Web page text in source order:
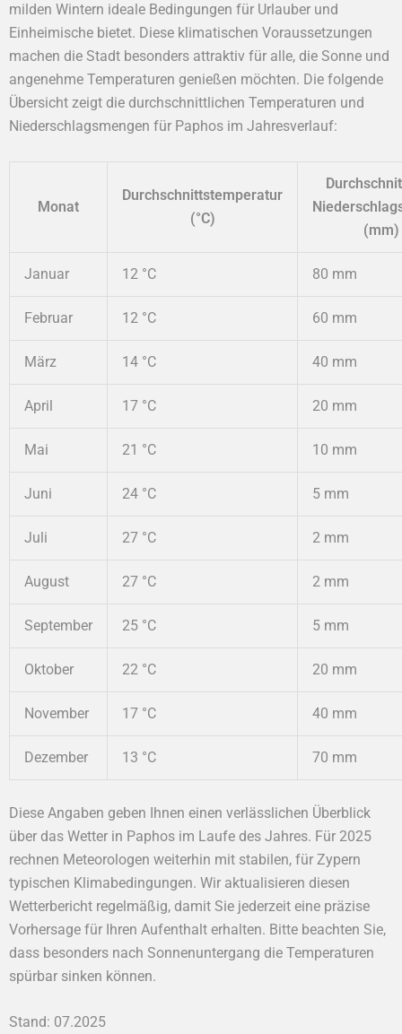
milden Wintern ideale Bedingungen für Urlauber und
Einheimische bietet. Diese klimatischen Voraussetzungen
machen die Stadt besonders attraktiv für alle, die Sonne und
angenehme Temperaturen genießen möchten. Die folgende
Übersicht zeigt die durchschnittlichen Temperaturen und
Niederschlagsmengen für Paphos im Jahresverlauf:
Monat
Durchschnittstemperatur
(°C)
(mm)
Januar 12 °C 80 mm
Februar 12 °C 60 mm
März 14 °C 40 mm
April 17 °C 20 mm
Mai 21 °C 10 mm
Juni 24 °C 5 mm
Juli 27 °C 2 mm
August 27 °C 2 mm
September 25 °C 5 mm
Oktober 22 °C 20 mm
November 17 °C 40 mm
Dezember 13 °C 70 mm
Diese Angaben geben Ihnen einen verlässlichen Überblick
über das Wetter in Paphos im Laufe des Jahres. Für 2025
rechnen Meteorologen weiterhin mit stabilen, für Zypern
typischen Klimabedingungen. Wir aktualisieren diesen
Wetterbericht regelmäßig, damit Sie jederzeit eine präzise
Vorhersage für Ihren Aufenthalt erhalten. Bitte beachten Sie,
dass besonders nach Sonnenuntergang die Temperaturen
spürbar sinken können.
Stand: 07.2025